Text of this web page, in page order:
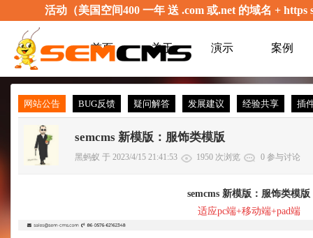
活动（美国空间400 一年 送 .com 或.net 的域名 +
首页 关于 演示 案例
网站公告 BUG反馈 疑问解答 发展建议 经验共享 插
semcms 新模版：服饰类模版
黑蚂蚁 于 2023/4/15 21:41:53 1950 次浏览 0 参与讨论
semcms 新模版：服饰类模版
适应pc端+移动端+pad端